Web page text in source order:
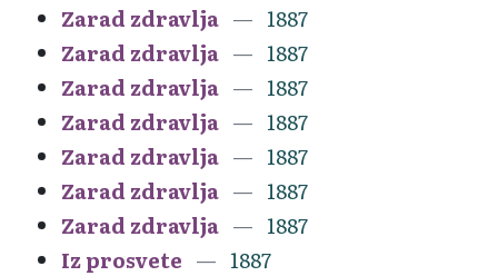
Zarad zdravlja
1887
Zarad zdravlja
1887
Zarad zdravlja
1887
Zarad zdravlja
1887
Zarad zdravlja
1887
Zarad zdravlja
1887
Zarad zdravlja
1887
Iz prosvete
1887